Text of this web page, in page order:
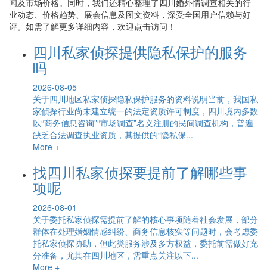
闻及市场价格。同时，我们还精心整理了四川婚外情调查相关的行
业动态、价格趋势、展会信息及图文资料，深受全国用户信赖与好
评。如需了解更多详细内容，欢迎点击访问！
四川私家侦探提供隐私保护的服务
吗
2026-08-05
关于四川地区私家侦探隐私保护服务的资料说明当前，我国私
家侦探行业尚未建立统一的法定资质许可制度，四川境内多数
以“商务信息咨询”“市场调查”名义注册的民间调查机构，普遍
缺乏合法调查执业资质，其提供的“隐私保...
More +
找四川私家侦探要提前了解哪些事
项呢
2026-08-01
关于委托私家侦探需提前了解的核心事项随着社会发展，部分
群体在处理婚姻情感纠纷、商务信息核实等问题时，会考虑委
托私家侦探协助，但此类服务涉及多方权益，委托前需做好充
分准备，尤其在四川地区，需重点关注以下...
More +